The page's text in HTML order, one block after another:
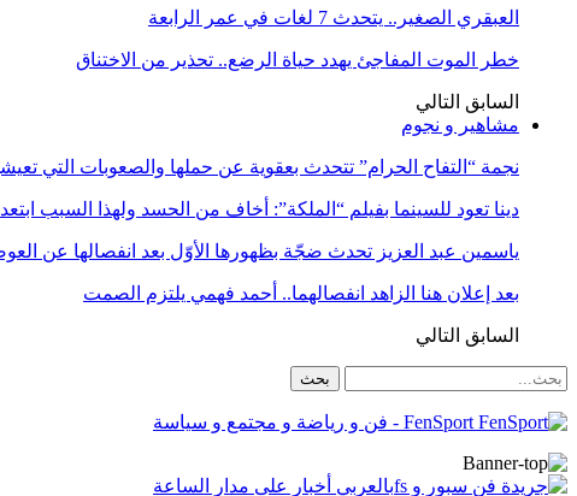
العبقري الصغير.. يتحدث 7 لغات في عمر الرابعة
خطر الموت المفاجئ يهدد حياة الرضع.. تحذير من الاختناق
السابق التالي
مشاهير و نجوم
نجمة “التفاح الحرام” تتحدث بعقوية عن حملها والصعوبات التي
دينا تعود للسينما بفيلم “الملكة”: أخاف من الحسد ولهذا السبب
ياسمين عبد العزيز تحدث ضجّة بظهورها الأوّل بعد انفصالها عن
بعد إعلان هنا الزاهد انفصالهما.. أحمد فهمي يلتزم الصمت
السابق التالي
FenSport - فن و رياضة و مجتمع و سياسة